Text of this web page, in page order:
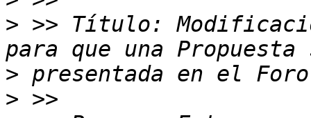
> >> Título:
>
>